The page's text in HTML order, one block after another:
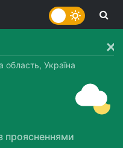
Україна
проясненнями